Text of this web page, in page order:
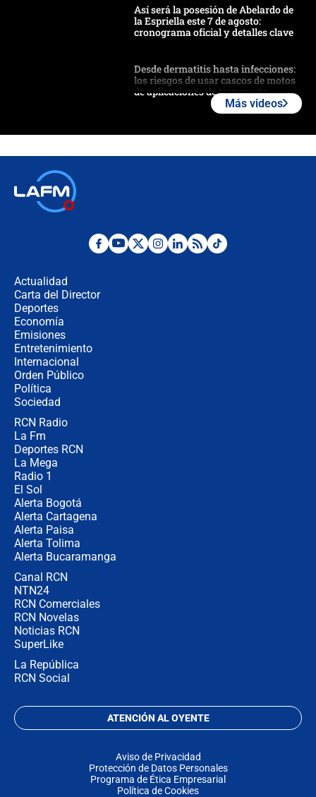
Así será la posesión de Abelardo de
la Espriella este 7 de agosto:
cronograma oficial y detalles clave
Desde dermatitis hasta infecciones:
los riesgos de usar cascos de motos
de aplicaciones de transporte
Posesión de Abelardo De La Espriella
Más videos
Actualidad
Carta del Director
Deportes
Economía
Emisiones
Entretenimiento
Internacional
Orden Público
Política
Sociedad
RCN Radio
La Fm
Deportes RCN
La Mega
Radio 1
El Sol
Alerta Bogotá
Alerta Cartagena
Alerta Paisa
Alerta Tolima
Alerta Bucaramanga
Canal RCN
NTN24
RCN Comerciales
RCN Novelas
Noticias RCN
SuperLike
La República
RCN Social
ATENCIÓN AL OYENTE
Aviso de Privacidad
Protección de Datos Personales
Programa de Ética Empresarial
Política de Cookies